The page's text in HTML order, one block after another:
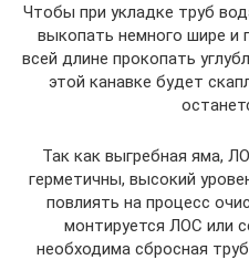
Чтобы при укладке труб
выкопать немного шире и
всей длине прокопать
этой канавке будет
Так как выгребная яма,
герметичны, высокий
повлиять на процесс
монтируется ЛОС или
необходима сбросная